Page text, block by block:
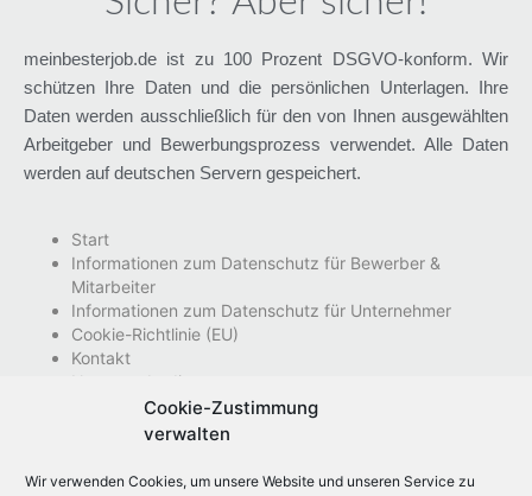
Cookie-Zustimmung
verwalten
Wir verwenden Cookies, um unsere Website und unseren Service zu
meinbesterjob.de ist zu 100 Prozent DSGVO-konform. Wir
schützen Ihre Daten und die persönlichen Unterlagen. Ihre
Daten werden ausschließlich für den von Ihnen ausgewählten
Arbeitgeber und Bewerbungsprozess verwendet. Alle Daten
werden auf deutschen Servern gespeichert.
Start
Informationen zum Datenschutz für Bewerber &
Mitarbeiter
Informationen zum Datenschutz für Unternehmer
Cookie-Richtlinie (EU)
Kontakt
Nutzungsbedingungen
Impressum
Datenschutzhinweise